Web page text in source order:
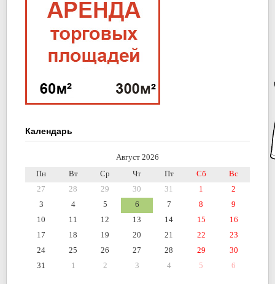
Календарь
Август 2026
Пн
Вт Ср Чт Пт Сб
Вс
27
28 29 30 31 1
2
3
4 5 6 7 8
9
10
11 12 13 14 15
16
17
18 19 20 21 22
23
24
25 26 27 28 29
30
31
1 2 3 4 5 6